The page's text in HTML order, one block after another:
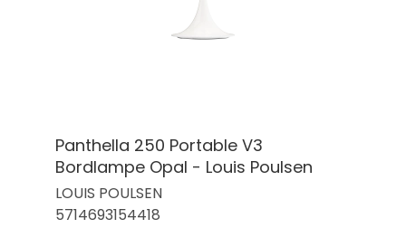
Panthella 250 Portable V3
Bordlampe Opal - Louis Poulsen
LOUIS POULSEN
5714693154418